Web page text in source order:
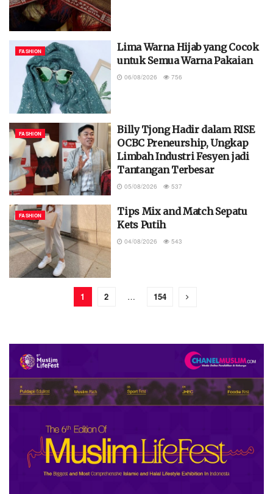
FASHION
Lima Warna Hijab yang Cocok
untuk Semua Warna Pakaian
06/08/2026 756
FASHION
Billy Tjong Hadir dalam RISE
OCBC Preneurship, Ungkap
Limbah Industri Fesyen jadi
Tantangan Terbesar
05/08/2026 537
FASHION
Tips Mix and Match Sepatu
Kets Putih
04/08/2026 543
1 2 … 154